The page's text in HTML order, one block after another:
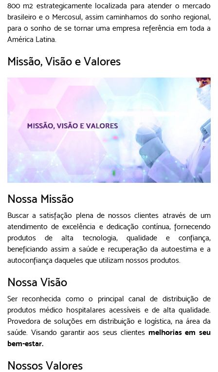
800 m2 estrategicamente localizada para atender o mercado
brasileiro e o Mercosul, assim caminhamos do sonho regional,
para o sonho de se tornar uma empresa referência em toda a
América Latina.
Missão, Visão e Valores
Nossa Missão
Buscar a satisfação plena de nossos clientes através de um
atendimento de excelência e dedicação contínua, fornecendo
produtos de alta tecnologia, qualidade e confiança,
beneficiando assim a saúde e recuperação da autoestima e a
autoconfiança daqueles que utilizam nossos produtos.
Nossa Visão
Ser reconhecida como o principal canal de distribuição de
produtos médico hospitalares acessíveis e de alta qualidade.
Provedora de soluções em distribuição e logística, na área da
saúde. Visando garantir aos seus clientes melhorias em seu
bem-estar.
Nossos Valores